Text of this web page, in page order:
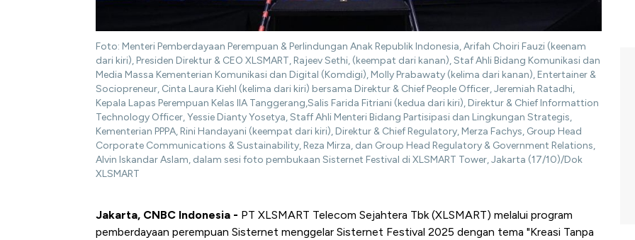
Foto: Menteri Pemberdayaan Perempuan & Perlindungan Anak Republik Indonesia, Arifah Choiri Fauzi (keenam
dari kiri), Presiden Direktur & CEO XLSMART, Rajeev Sethi, (keempat dari kanan), Staf Ahli Bidang Komunikasi dan
Media Massa Kementerian Komunikasi dan Digital (Komdigi), Molly Prabawaty (kelima dari kanan), Entertainer &
Sociopreneur, Cinta Laura Kiehl (kelima dari kiri) bersama Direktur & Chief People Officer, Jeremiah Ratadhi,
Kepala Lapas Perempuan Kelas IIA Tanggerang,⁠Salis Farida Fitriani (kedua dari kiri), Direktur & Chief Informattion
Technology Officer, Yessie Dianty Yosetya, Staff Ahli Menteri Bidang Partisipasi dan Lingkungan Strategis,
Kementerian PPPA, ⁠Rini Handayani (keempat dari kiri), Direktur & Chief Regulatory, Merza Fachys, Group Head
Corporate Communications & Sustainability, Reza Mirza, dan Group Head Regulatory & Government Relations,
Alvin Iskandar Aslam, dalam sesi foto pembukaan Sisternet Festival di XLSMART Tower, Jakarta (17/10)/Dok
XLSMART
Jakarta, CNBC Indonesia - PT XLSMART Telecom Sejahtera Tbk (XLSMART) melalui program
pemberdayaan perempuan Sisternet menggelar Sisternet Festival 2025 dengan tema "Kreasi Tanpa